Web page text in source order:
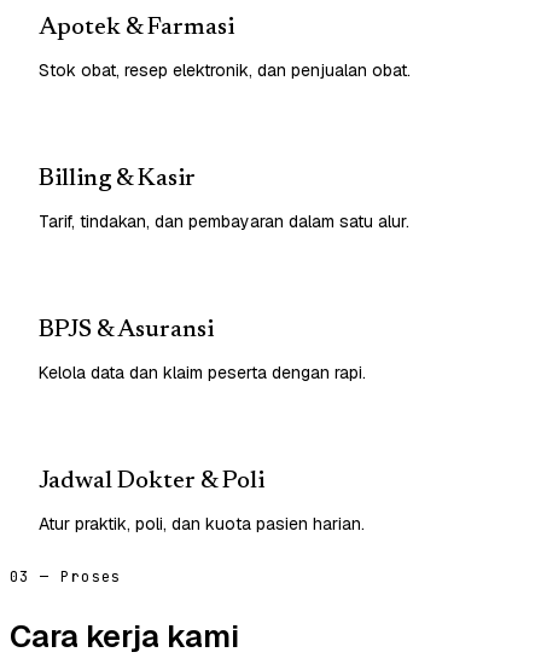
Apotek & Farmasi
Stok obat, resep elektronik, dan penjualan obat.
Billing & Kasir
Tarif, tindakan, dan pembayaran dalam satu alur.
BPJS & Asuransi
Kelola data dan klaim peserta dengan rapi.
Jadwal Dokter & Poli
Atur praktik, poli, dan kuota pasien harian.
03 — Proses
Cara kerja kami